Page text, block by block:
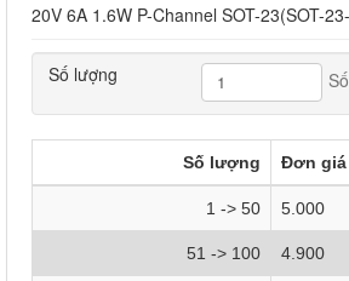
20V 6A 1.6W P-Channel SOT-23(SOT-
Số lượng
Số lượng Đơn giá
1 -> 50 5.000
51 -> 100 4.900